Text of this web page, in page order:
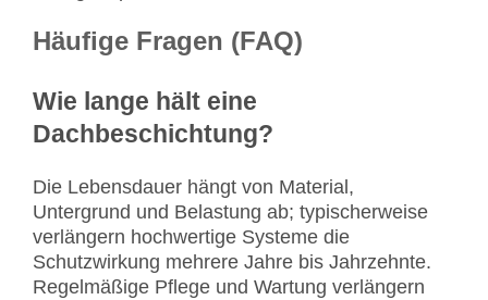
Häufige Fragen (FAQ)
Wie lange hält eine
Dachbeschichtung?
Die Lebensdauer hängt von Material,
Untergrund und Belastung ab; typischerweise
verlängern hochwertige Systeme die
Schutzwirkung mehrere Jahre bis Jahrzehnte.
Regelmäßige Pflege und Wartung verlängern